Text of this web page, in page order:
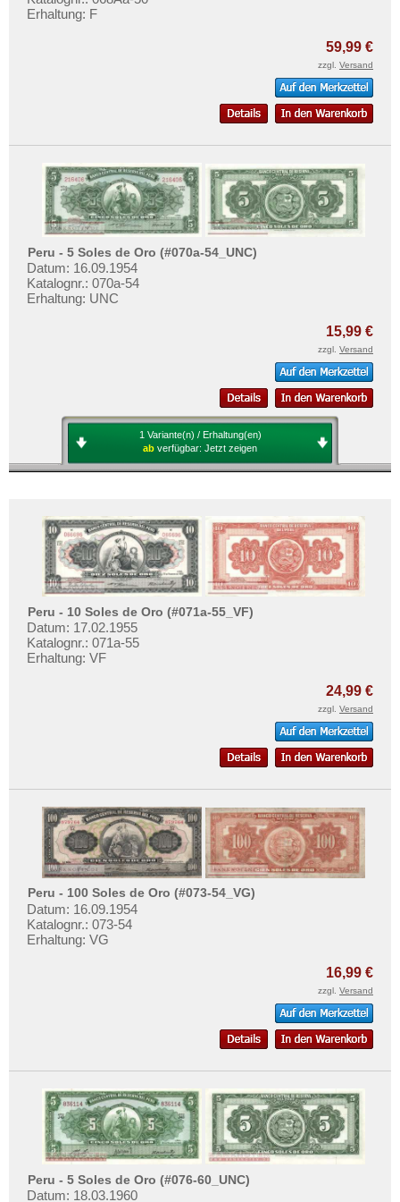
Testbanknoten
Ihre Bewertungen
Kontakt
Informationen
Preislisten
Ankauf
Erhaltungsgrade
Zahlungsbedingungen
Privatsphäre und Datenschutz
Liefer- und Versandkosten
AGB
Impressum
Erhaltung: F
59,99 €
zzgl. Versand
Peru - 5 Soles de Oro (#070a-54_UNC)
Datum: 16.09.1954
Katalognr.: 070a-54
Erhaltung: UNC
15,99 €
zzgl. Versand
1 Variante(n) / Erhaltung(en)
ab verfügbar: Jetzt zeigen
Peru - 10 Soles de Oro (#071a-55_VF)
Datum: 17.02.1955
Katalognr.: 071a-55
Erhaltung: VF
24,99 €
zzgl. Versand
Peru - 100 Soles de Oro (#073-54_VG)
Datum: 16.09.1954
Katalognr.: 073-54
Erhaltung: VG
16,99 €
zzgl. Versand
Peru - 5 Soles de Oro (#076-60_UNC)
Datum: 18.03.1960